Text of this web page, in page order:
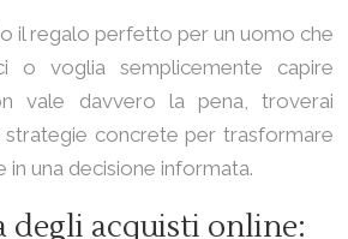
il regalo perfetto per un uomo che
o voglia semplicemente capire
vale davvero la pena, troverai
concrete per trasformare
in una decisione informata.
degli acquisti online: